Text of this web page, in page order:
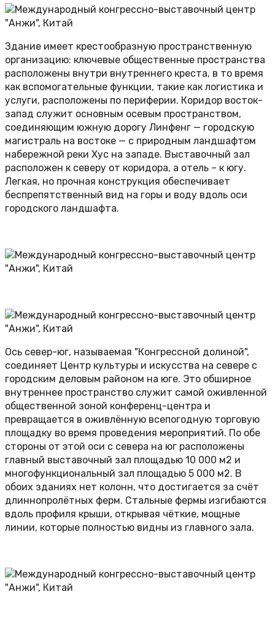
Здание имеет крестообразную пространственную
организацию: ключевые общественные пространства
расположены внутри внутреннего креста, в то время
как вспомогательные функции, такие как логистика и
услуги, расположены по периферии. Коридор восток-
запад служит основным осевым пространством,
соединяющим южную дорогу Линфенг — городскую
магистраль на востоке — с природным ландшафтом
набережной реки Хус на западе. Выставочный зал
расположен к северу от коридора, а отель – к югу.
Легкая, но прочная конструкция обеспечивает
беспрепятственный вид на горы и воду вдоль оси
городского ландшафта.
Ось север-юг, называемая "Конгрессной долиной",
соединяет Центр культуры и искусства на севере с
городским деловым районом на юге. Это обширное
внутреннее пространство служит самой оживленной
общественной зоной конференц-центра и
превращается в оживлённую всепогодную торговую
площадку во время проведения мероприятий. По обе
стороны от этой оси с севера на юг расположены
главный выставочный зал площадью 10 000 м2 и
многофункциональный зал площадью 5 000 м2. В
обоих зданиях нет колонн, что достигается за счёт
длиннопролётных ферм. Стальные фермы изгибаются
вдоль профиля крыши, открывая чёткие, мощные
линии, которые полностью видны из главного зала.